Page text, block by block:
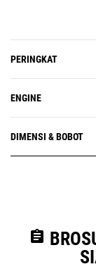
PERINGKAT
ENGINE
DIMENSI & BOBOT
assignment